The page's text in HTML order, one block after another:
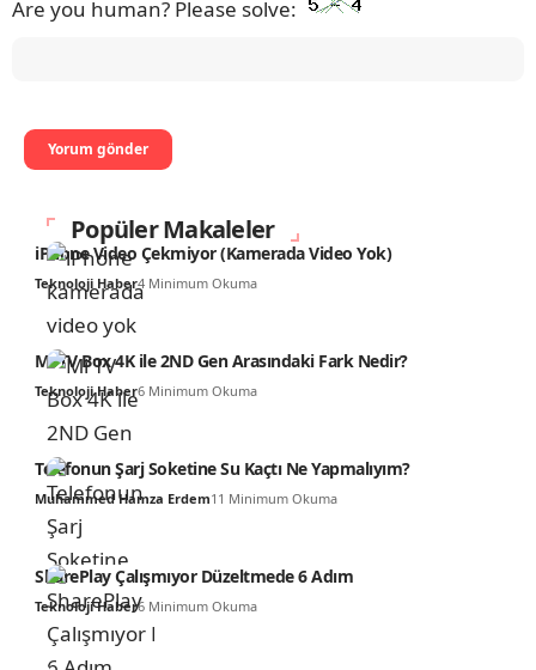
Are you human? Please solve:
Popüler Makaleler
iPhone Video Çekmiyor (Kamerada Video Yok)
Teknoloji Haber4 Minimum Okuma
Mi TV Box 4K ile 2ND Gen Arasındaki Fark Nedir?
Teknoloji Haber6 Minimum Okuma
Telefonun Şarj Soketine Su Kaçtı Ne Yapmalıyım?
Muhammed Hamza Erdem11 Minimum Okuma
SharePlay Çalışmıyor Düzeltmede 6 Adım
Teknoloji Haber6 Minimum Okuma